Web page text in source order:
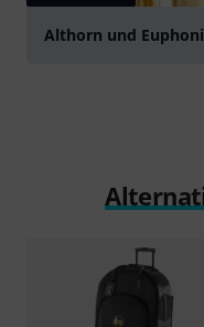
Althorn und